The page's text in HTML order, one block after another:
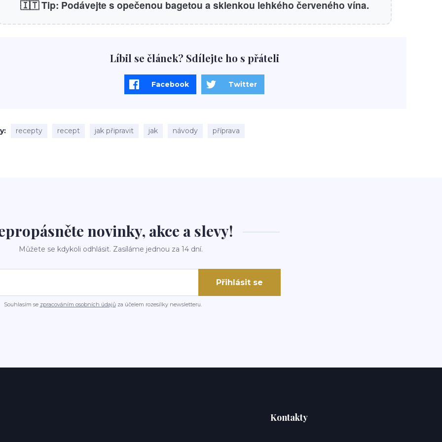
🇮🇹 Tip: Podávejte s opečenou bagetou a sklenkou lehkého červeného vína.
Líbil se článek? Sdílejte ho s přáteli
Facebook Twitter
recepty recept jak připravit jak návody příprava
novinky, akce a slevy!
Můžete se kdykoli odhlásit. Zasíláme jednou za 14 dní.
Přihlásit se
Souhlasím se zpracováním osobních údajůza účelem rozesílky newsletteru.
Kontakty